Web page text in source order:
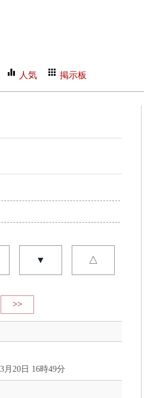
人気 掲示板
▼ △
>>
月20日 16時49分